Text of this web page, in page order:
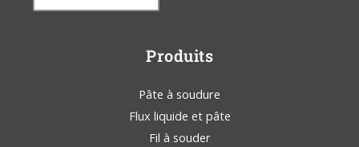
Produits
Pâte à soudure
Flux liquide et pâte
Fil à souder